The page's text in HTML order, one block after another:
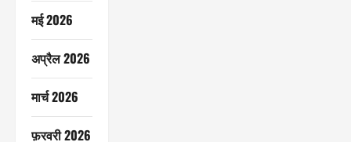
मई 2026
अप्रैल 2026
मार्च 2026
फ़रवरी 2026